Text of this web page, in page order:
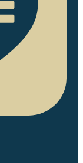
SERIOUS